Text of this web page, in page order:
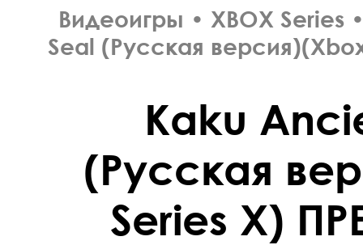
Видеоигры • XBOX Series
Seal (Русская
Kaku
(Русская
Series X)